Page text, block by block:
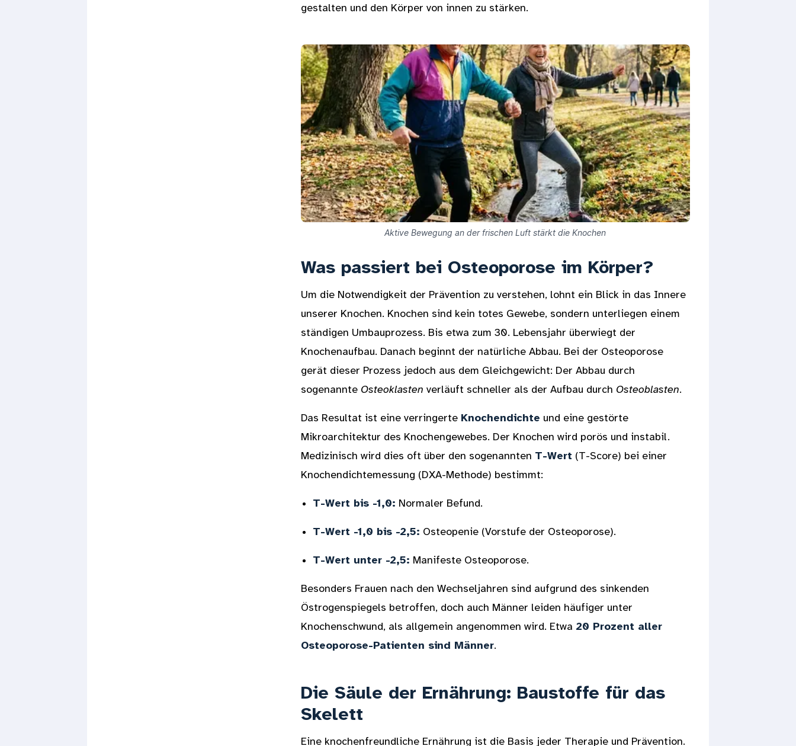
gestalten und den Körper von innen zu stärken.
Aktive Bewegung an der frischen Luft stärkt die Knochen
Was passiert bei Osteoporose im Körper?
Um die Notwendigkeit der Prävention zu verstehen, lohnt ein Blick in das Innere
unserer Knochen. Knochen sind kein totes Gewebe, sondern unterliegen einem
ständigen Umbauprozess. Bis etwa zum 30. Lebensjahr überwiegt der
Knochenaufbau. Danach beginnt der natürliche Abbau. Bei der Osteoporose
gerät dieser Prozess jedoch aus dem Gleichgewicht: Der Abbau durch
sogenannte Osteoklasten verläuft schneller als der Aufbau durch Osteoblasten.
Das Resultat ist eine verringerte Knochendichte und eine gestörte
Mikroarchitektur des Knochengewebes. Der Knochen wird porös und instabil.
Medizinisch wird dies oft über den sogenannten T-Wert (T-Score) bei einer
Knochendichtemessung (DXA-Methode) bestimmt:
T-Wert bis -1,0: Normaler Befund.
T-Wert -1,0 bis -2,5: Osteopenie (Vorstufe der Osteoporose).
T-Wert unter -2,5: Manifeste Osteoporose.
Besonders Frauen nach den Wechseljahren sind aufgrund des sinkenden
Östrogenspiegels betroffen, doch auch Männer leiden häufiger unter
Knochenschwund, als allgemein angenommen wird. Etwa 20 Prozent aller
Osteoporose-Patienten sind Männer.
Die Säule der Ernährung: Baustoffe für das
Skelett
Eine knochenfreundliche Ernährung ist die Basis jeder Therapie und Prävention.